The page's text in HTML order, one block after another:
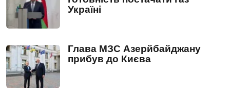
Україні
Глава МЗС Азерйбайджану
прибув до Києва